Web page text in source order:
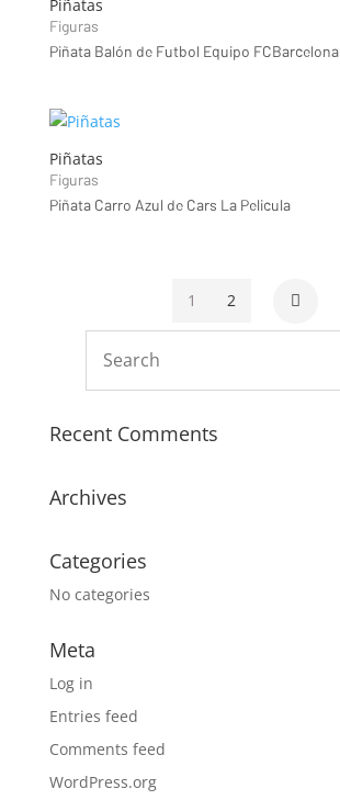
Piñatas
Figuras
Piñata Balón de Futbol Equipo FCBarcelona
Piñatas
Figuras
Piñata Carro Azul de Cars La Pelicula
1 2
Recent Comments
Archives
Categories
No categories
Meta
Log in
Entries feed
Comments feed
WordPress.org